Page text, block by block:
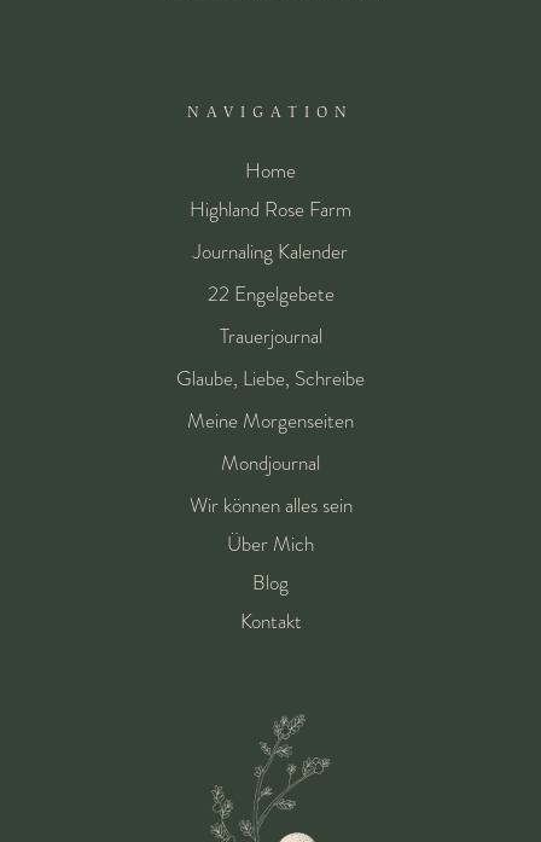
NAVIGATION
Home
Highland Rose Farm
Journaling Kalender
22 Engelgebete
Trauerjournal
Glaube, Liebe, Schreibe
Meine Morgenseiten
Mondjournal
Wir können alles sein
Über Mich
Blog
Kontakt